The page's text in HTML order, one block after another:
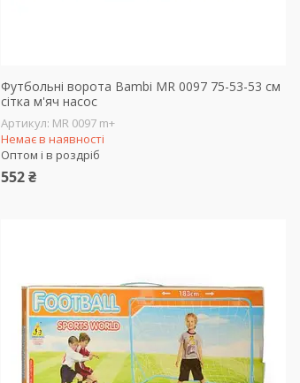
Футбольні ворота Bambi MR 0097 75-53-53 см
сітка м'яч насос
MR 0097 m+
Немає в наявності
Оптом і в роздріб
552 ₴